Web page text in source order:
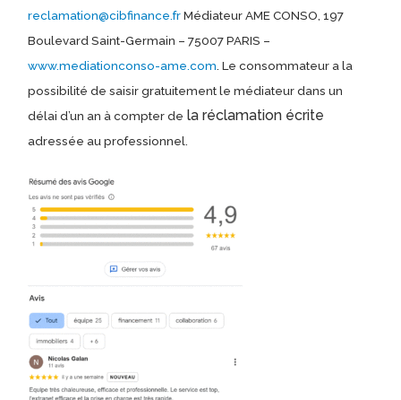
reclamation@cibfinance.frMédiateur AME CONSO, 197
Boulevard Saint-Germain – 75007 PARIS –
www.mediationconso-ame.com . Le consommateur a la
possibilité de saisir gratuitement le médiateur dans un
délai d’un an à compter de la réclamation écrite
adressée au professionnel.